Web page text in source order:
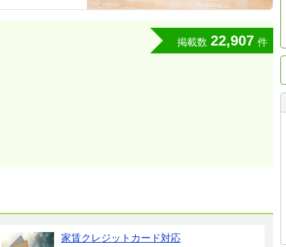
掲載数 22,907 件
家賃クレジットカード対応